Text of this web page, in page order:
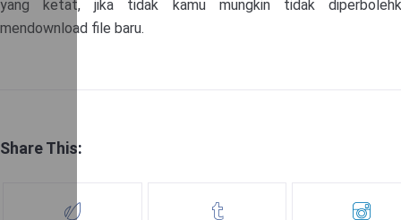
yang ketat, jika tidak kamu mungkin tidak
mendownload file baru.
Share This: